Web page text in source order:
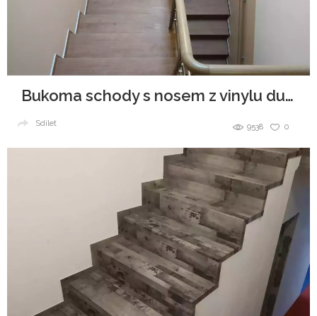
Bukoma schody s nosem z vinylu dub královský
0
9538
Sdílet